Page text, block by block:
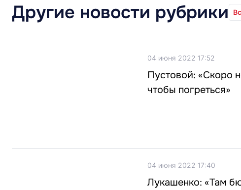
Другие новости рубрики
04 июня 2022 17:52
Пустовой: «Скоро
чтобы погреться»
04 июня 2022 17:40
Лукашенко: «Там